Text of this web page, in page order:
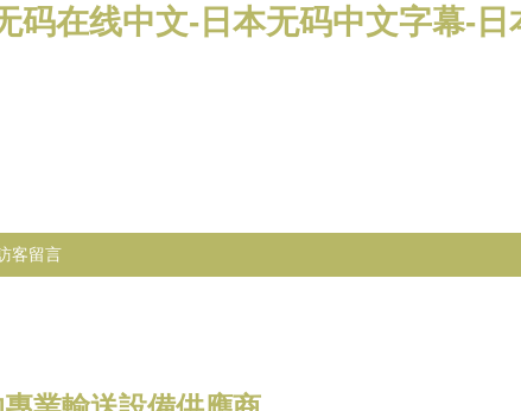
码在线中文-日本无码中文字幕-
客留言